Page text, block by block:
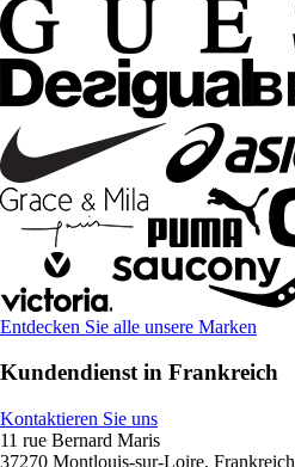
Entdecken Sie alle unsere Marken
Kundendienst in Frankreich
Kontaktieren Sie uns
11 rue Bernard Maris
37270 Montlouis-sur-Loire, Frankreich